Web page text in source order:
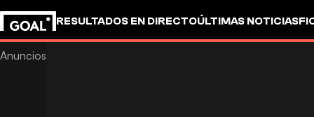
RESULTADOS EN DIRECTOÚLTIMAS NOTICIAS